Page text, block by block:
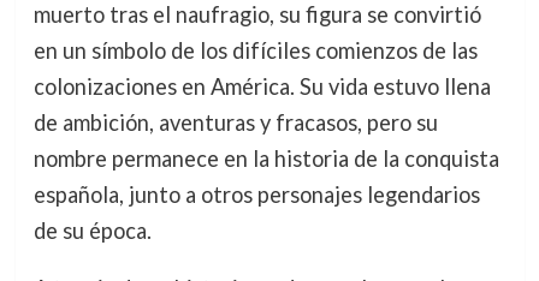
muerto tras el naufragio, su figura se convirtió
en un símbolo de los difíciles comienzos de las
colonizaciones en América. Su vida estuvo llena
de ambición, aventuras y fracasos, pero su
nombre permanece en la historia de la conquista
española, junto a otros personajes legendarios
de su época.